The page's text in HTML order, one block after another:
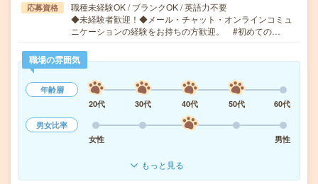
応募資格
職種未経験OK / ブランクOK / 英語力不要
◆未経験者歓迎！◆メール・チャット・オンラインコミュ
ニケーションの経験をお持ちの方歓迎。 #初めての…
職場の雰囲気
年齢層
20代
30代 40代 50代
60代
男女比率
女性
男性
もっと見る